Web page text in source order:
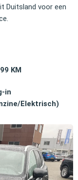
Duitsland voor een
KM
in
Elektrisch)